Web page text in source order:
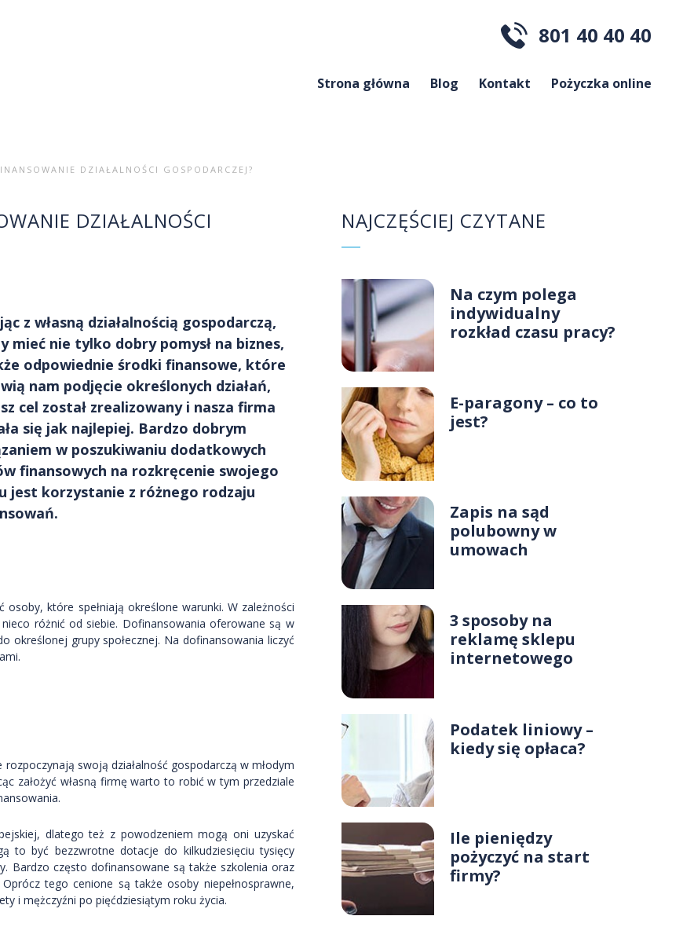
801 40 40 40
Strona główna Blog Kontakt Pożyczka online
DZIAŁALNOŚCI GOSPODARCZEJ?
DZIAŁALNOŚCI
z własną działalnością gospodarczą,
mieć nie tylko dobry pomysł na biznes,
odpowiednie środki finansowe, które
nam podjęcie określonych działań,
cel został zrealizowany i nasza firma
się jak najlepiej. Bardzo dobrym
w poszukiwaniu dodatkowych
finansowych na rozkręcenie swojego
jest korzystanie z różnego rodzaju
które spełniają określone warunki. W zależności
różnić od siebie. Dofinansowania oferowane są w
określonej grupy społecznej. Na dofinansowania liczyć
swoją działalność gospodarczą w młodym
założyć własną firmę warto to robić w tym przedziale
dlatego też z powodzeniem mogą oni uzyskać
to być bezzwrotne dotacje do kilkudziesięciu tysięcy
Bardzo często dofinansowane są także szkolenia oraz
tego cenione są także osoby niepełnosprawne,
i mężczyźni po pięćdziesiątym roku życia.
NAJCZĘŚCIEJ CZYTANE
Na czym polega
indywidualny
rozkład czasu pracy?
E-paragony – co to
jest?
Zapis na sąd
polubowny w
umowach
3 sposoby na
reklamę sklepu
internetowego
Podatek liniowy –
kiedy się opłaca?
Ile pieniędzy
pożyczyć na start
firmy?